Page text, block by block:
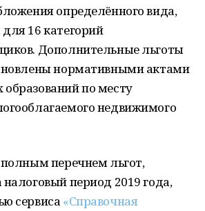
определённого вида,
16 категорий
Дополнительные льготы
нормативными актами
по месту
недвижимого
перечнем льгот,
период 2019 года,
сервиса «Справочная